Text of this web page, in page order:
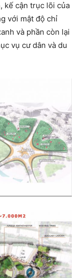
kế cận trục lõi của
với mật độ chỉ
và phần còn lại
vụ cư dân và du